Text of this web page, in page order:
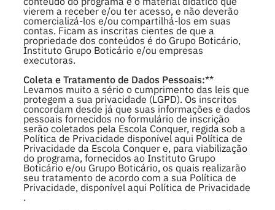
vierem a receber e/ou ter acesso, e não deverão
comercializá-los e/ou compartilhá-los em suas
contas. Ficam as inscritas cientes de que a
propriedade dos conteúdos é do Grupo Boticário,
Instituto Grupo Boticário e/ou empresas
executoras.
Coleta e Tratamento de Dados Pessoais:**
Levamos muito a sério o cumprimento das leis que
protegem a sua privacidade (LGPD). Os inscritos
concordam desde já que suas informações e dados
pessoais fornecidos no formulário de inscrição
serão coletados pela Escola Conquer, regida sob a
Política de Privacidade disponível aqui Política de
Privacidade da Escola Conquer e, para viabilização
do programa, fornecidos ao Instituto Grupo
Boticário e/ou Grupo Boticário, os quais realizarão
seu tratamento de acordo com a sua Política de
Privacidade, disponível aqui Política de Privacidade
.